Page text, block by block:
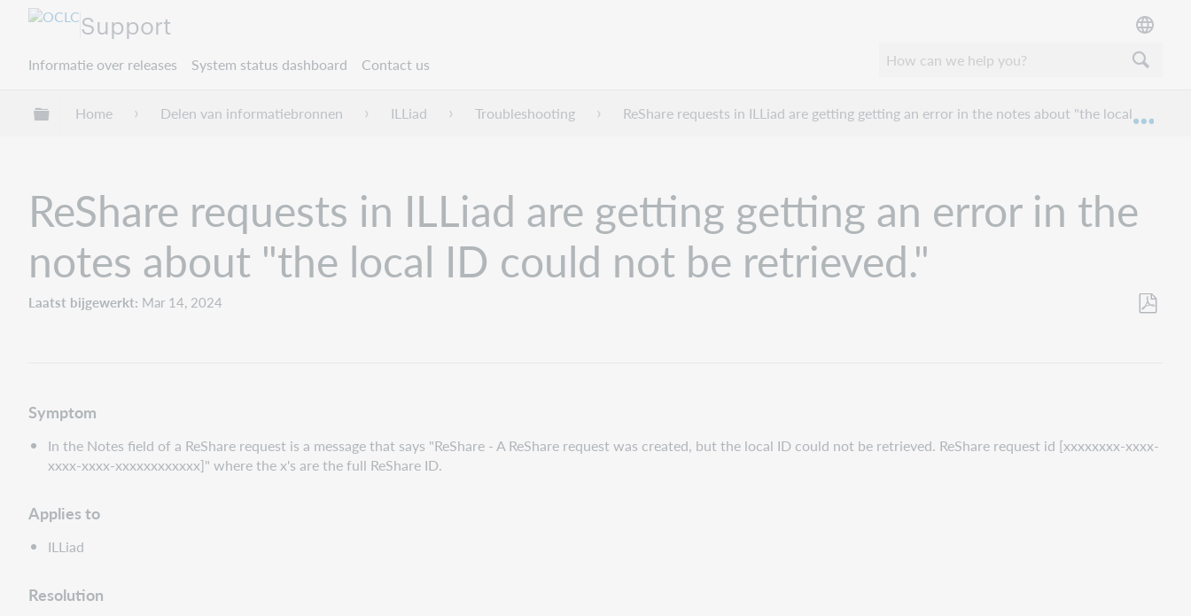
Support
Informatie over releases System status dashboard Contact us
Mondiale hiërarchie uitvouwen / samenvouwen
Home Delen van informatiebronnen ILLiad Troubleshooting ReShare requests in ILLiad are getting getting an error in the notes about "the local ID
ReShare requests in ILLiad are getting getting an error in the
notes about "the local ID could not be retrieved."
Laatst bijgewerkt Mar 14, 2024
Symptom
In the Notes field of a ReShare request is a message that says "ReShare - A ReShare request was created, but the local ID could not be retrieved. ReShare request id [xxxxxxxx-xxxx-
xxxx-xxxx-xxxxxxxxxxxx]" where the x's are the full ReShare ID.
Applies to
ILLiad
Resolution